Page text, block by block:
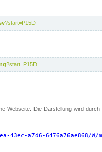
?start=P15D
?start=P15D
Webseite. Die Darstellung wird durch
a7d6-6476a76ae868/W/